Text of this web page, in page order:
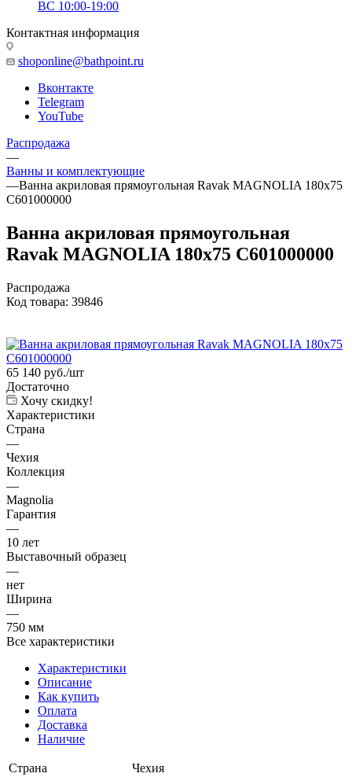
ВС 10:00-19:00
Контактная информация
shoponline@bathpoint.ru
Вконтакте
Telegram
YouTube
Распродажа
—
Ванны и комплектующие
—Ванна акриловая прямоугольная Ravak MAGNOLIA 180x75
C601000000
Ванна акриловая прямоугольная
Ravak MAGNOLIA 180x75 C601000000
Распродажа
Код товара: 39846
65 140 руб./шт
Достаточно
Хочу скидку!
Характеристики
Страна
—
Чехия
Коллекция
—
Magnolia
Гарантия
—
10 лет
Выставочный образец
—
нет
Ширина
—
750 мм
Все характеристики
Характеристики
Описание
Как купить
Оплата
Доставка
Наличие
Страна
Чехия